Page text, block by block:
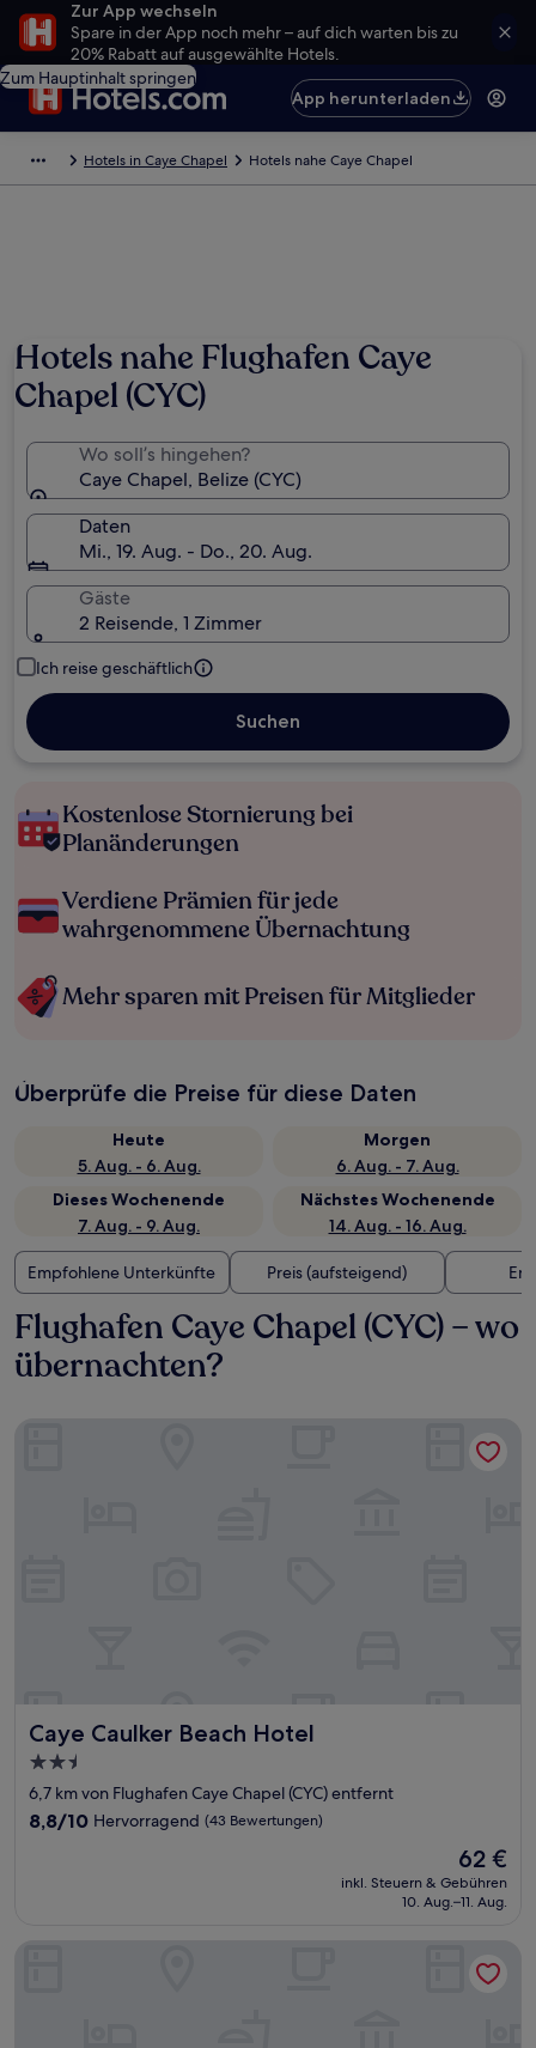
Zur App wechseln
Spare in der App noch mehr – auf dich warten bis zu
20% Rabatt auf ausgewählte Hotels.
Zum Hauptinhalt springen
App herunterladen
Hotels in Caye Chapel Hotels nahe Caye Chapel
Hotels nahe Flughafen Caye
Chapel (CYC)
Wo soll’s hingehen?
Caye Chapel, Belize (CYC)
Daten
Mi., 19. Aug. - Do., 20. Aug.
Gäste
2 Reisende, 1 Zimmer
Ich reise geschäftlich
Suchen
Kostenlose Stornierung bei
Planänderungen
Verdiene Prämien für jede
wahrgenommene Übernachtung
Mehr sparen mit Preisen für Mitglieder
Überprüfe die Preise für diese Daten
Heute
5. Aug. - 6. Aug.
Morgen
6. Aug. - 7. Aug.
Dieses Wochenende
7. Aug. - 9. Aug.
Nächstes Wochenende
14. Aug. - 16. Aug.
Empfohlene Unterkünfte Preis (aufsteigend)
Flughafen Caye Chapel (CYC) – wo
übernachten?
Caye Caulker Beach Hotel
Caye Caulker Beach Hotel
2.5-
Sterne-
Unterkunft
6,7 km von Flughafen Caye Chapel (CYC) entfernt
8.8
8,8/10 Hervorragend (43 Bewertungen)
Der
Preis
beträgt
62 €
inkl. Steuern & Gebühren
10. Aug.–11. Aug.
Shipwreck Cove